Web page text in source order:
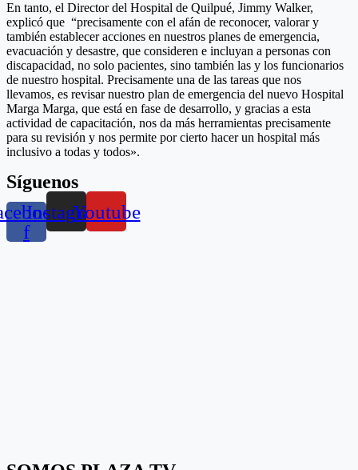
En tanto, el Director del Hospital de Quilpué, Jimmy Walker,
explicó que “precisamente con el afán de reconocer, valorar y
también establecer acciones en nuestros planes de emergencia,
evacuación y desastre, que consideren e incluyan a personas con
discapacidad, no solo pacientes, sino también las y los funcionarios
de nuestro hospital. Precisamente una de las tareas que nos
llevamos, es revisar nuestro plan de emergencia del nuevo Hospital
Marga Marga, que está en fase de desarrollo, y gracias a esta
actividad de capacitación, nos da más herramientas precisamente
para su revisión y nos permite por cierto hacer un hospital más
inclusivo a todas y todos».
Síguenos
f
InstagramYoutube